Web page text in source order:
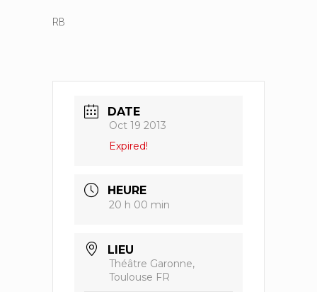
RB
DATE
Oct 19 2013
Expired!
HEURE
20 h 00 min
LIEU
Théâtre Garonne,
Toulouse FR